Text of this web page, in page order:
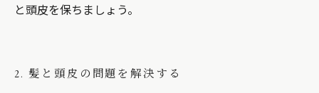
と頭皮を保ちましょう。
2. 髪と頭皮の問題を解決する